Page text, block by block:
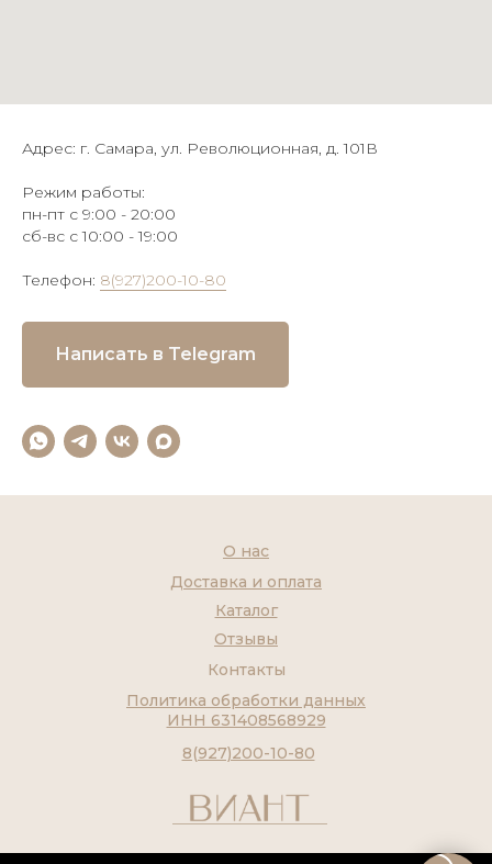
Адрес: г. Самара, ул. Революционная, д. 101В
Режим работы:
пн-пт с 9:00 - 20:00
сб-вс с 10:00 - 19:00
Телефон: 8(927)200-10-80
Написать в Telegram
Контакты
8(927)200-10-80
Каталог
О нас
Доставка и оплата
Отзывы
Политика обработки данных
ИНН 631408568929